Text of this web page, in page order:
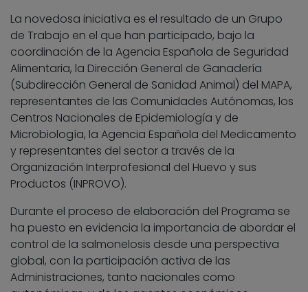
La novedosa iniciativa es el resultado de un Grupo
de Trabajo en el que han participado, bajo la
coordinación de la Agencia Española de Seguridad
Alimentaria, la Dirección General de Ganadería
(Subdirección General de Sanidad Animal) del MAPA,
representantes de las Comunidades Autónomas, los
Centros Nacionales de Epidemiología y de
Microbiología, la Agencia Española del Medicamento
y representantes del sector a través de la
Organización Interprofesional del Huevo y sus
Productos (INPROVO).
Durante el proceso de elaboración del Programa se
ha puesto en evidencia la importancia de abordar el
control de la salmonelosis desde una perspectiva
global, con la participación activa de las
Administraciones, tanto nacionales como